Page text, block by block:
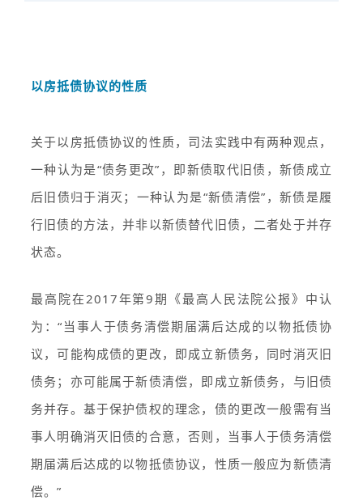
以房抵债协议的性质
关于以房抵债协议的性质，司法实践中有两种观点，
一种认为是“债务更改”，即新债取代旧债，新债成立
后旧债归于消灭；一种认为是“新债清偿”，新债是履
行旧债的方法，并非以新债替代旧债，二者处于并存
状态。
最高院在2017年第9期《最高人民法院公报》中认
为：“当事人于债务清偿期届满后达成的以物抵债协
议，可能构成债的更改，即成立新债务，同时消灭旧
债务；亦可能属于新债清偿，即成立新债务，与旧债
务并存。基于保护债权的理念，债的更改一般需有当
事人明确消灭旧债的合意，否则，当事人于债务清偿
期届满后达成的以物抵债协议，性质一般应为新债清
偿。”